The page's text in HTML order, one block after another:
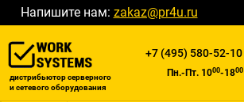
Напишите нам: zakaz@pr4u.ru
дистрибьютор серверного
и сетевого оборудования
+7 (495) 580-52-10
Пн.-Пт. 1000-1800